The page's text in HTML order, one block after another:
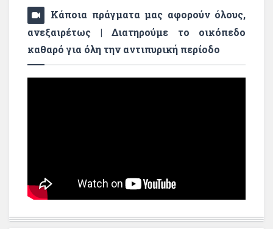
Κάποια πράγματα μας αφορούν όλους,
ανεξαιρέτως | Διατηρούμε το οικόπεδο
καθαρό για όλη την αντιπυρική περίοδο